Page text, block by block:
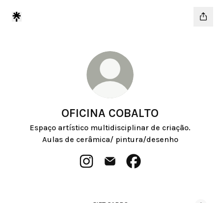
OFICINA COBALTO
Espaço artístico multidisciplinar de criação.
Aulas de cerâmica/ pintura/desenho